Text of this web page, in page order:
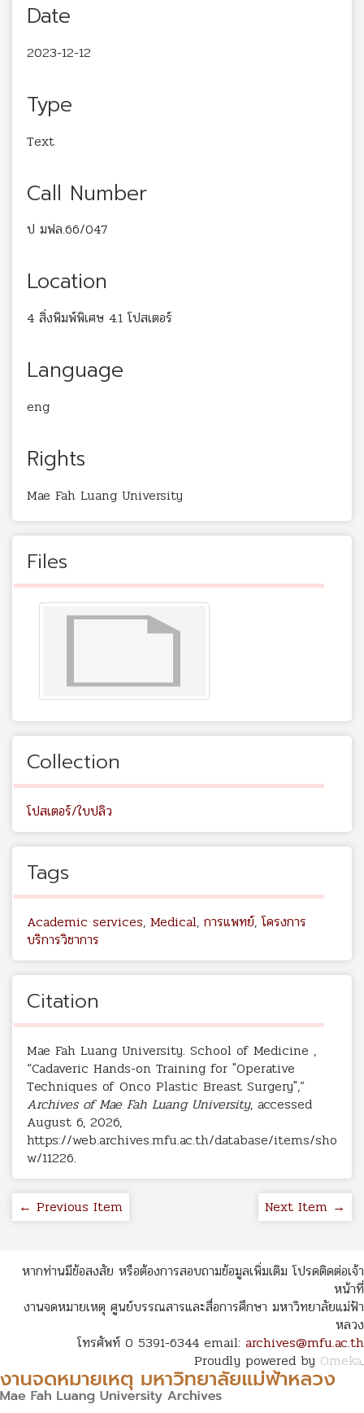
Date
2023-12-12
Type
Text
Call Number
ป มฟล.66/047
Location
4 สิ่งพิมพ์พิเศษ 4.1 โปสเตอร์
Language
eng
Rights
Mae Fah Luang University
Files
Collection
โปสเตอร์/ใบปลิว
Tags
Academic services, Medical, การแพทย์,โครงการ
บริการวิชาการ
Citation
Mae Fah Luang University. School of Medicine ,
“Cadaveric Hands-on Training for "Operative
Techniques of Onco Plastic Breast Surgery",”
Archives of Mae Fah Luang University, accessed
August 6, 2026,
https://web.archives.mfu.ac.th/database/items/sho
w/11226.
← Previous Item Next Item →
หากท่านมีข้อสงสัย หรือต้องการสอบถามข้อมูลเพิ่มเติม โปรดติดต่อเจ้า
หน้าที่
งานจดหมายเหตุ ศูนย์บรรณสารและสื่อการศึกษา มหาวิทยาลัยแม่ฟ้า
หลวง
โทรศัพท์ 0 5391-6344 email: archives@mfu.ac.th
Proudly powered by Omeka.